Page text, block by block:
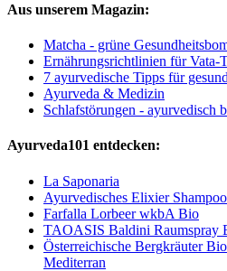
Aus unserem Magazin:
Matcha - grüne
Ernährungsrichtlinien für Vata-
7 ayurvedische Tipps für
Ayurveda & Medizin
Schlafstörungen - ayurvedisch
Ayurveda101 entdecken:
La Saponaria
Ayurvedisches Elixier
Farfalla Lorbeer wkbA Bio
TAOASIS Baldini Raumspray
Österreichische Bergkräuter
Mediterran